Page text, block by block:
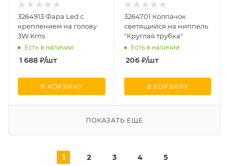
3264913 Фара Led с
креплением на голову
3W Kms
Есть в наличии
1 688 ₽/шт
В КОРЗИНУ
3264701 Колпачок
светящийся на ниппель
"Круглая трубка"
Есть в наличии
206₽/шт
В КОРЗИНУ
ПОКАЗАТЬ ЕЩЕ
1 2 3 4 5